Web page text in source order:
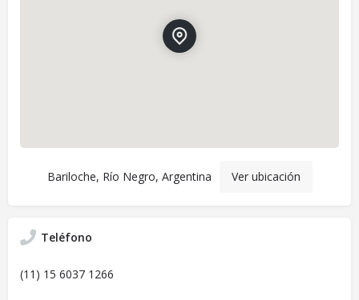
Bariloche, Río Negro, Argentina Ver ubicación
Teléfono
(11) 15 6037 1266